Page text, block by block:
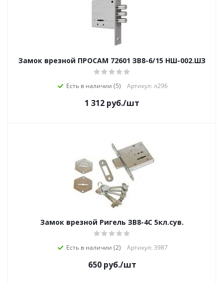
Замок врезной ПРОСАМ 72601 ЗВ8-6/15 НШ-002.ШЗ
Есть в наличии (5) Артикул: л296
1 312 руб./шт
Замок врезной Ригель ЗВ8-4С 5кл.сув.
Есть в наличии (2) Артикул: 3987
650руб./шт